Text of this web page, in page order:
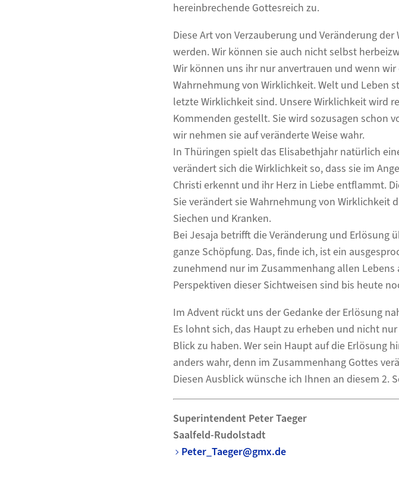
hereinbrechende Gottesreich zu.
Diese Art von Verzauberung und Veränderung
werden. Wir können sie auch nicht selbst
Wir können uns ihr nur anvertrauen und wenn
Wahrnehmung von Wirklichkeit. Welt und Leben
letzte Wirklichkeit sind. Unsere Wirklichkeit wird
Kommenden gestellt. Sie wird sozusagen schon
wir nehmen sie auf veränderte Weise wahr.
In Thüringen spielt das Elisabethjahr natürlich
verändert sich die Wirklichkeit so, dass sie im
Christi erkennt und ihr Herz in Liebe entflammt.
Sie verändert sie Wahrnehmung von Wirklichkeit
Siechen und Kranken.
Bei Jesaja betrifft die Veränderung und Erlösung
ganze Schöpfung. Das, finde ich, ist ein
zunehmend nur im Zusammenhang allen
Perspektiven dieser Sichtweisen sind bis heute
Im Advent rückt uns der Gedanke der Erlösung
Es lohnt sich, das Haupt zu erheben und nicht
Blick zu haben. Wer sein Haupt auf die Erlösung
anders wahr, denn im Zusammenhang Gottes
Diesen Ausblick wünsche ich Ihnen an diesem 2.
Superintendent Peter Taeger
Saalfeld-Rudolstadt
Peter_Taeger@gmx.de